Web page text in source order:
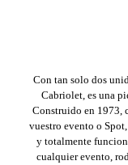
Con tan solo dos
Cabriolet, es una
Construido en 1973,
vuestro evento o
y totalmente
cualquier evento,